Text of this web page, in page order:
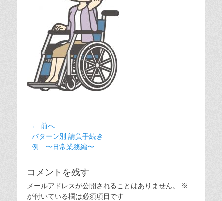
投
稿
ナ
ゲ
ー
← 前へ
前
の
パターン別 請負手続き
例 〜日常業務編〜
コメントを残す
メールアドレスが公開されることはありません。
※
が付いている欄は必須項目です